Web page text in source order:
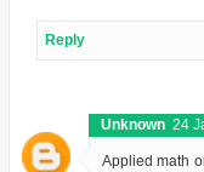
Reply
Unknown 24
Applied math